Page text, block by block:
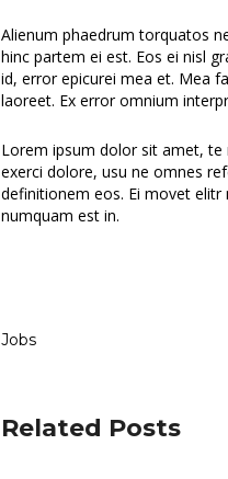
Alienum phaedrum torquatos
hinc partem ei est. Eos ei nisl
id, error epicurei mea et. Mea
laoreet. Ex error omnium
Lorem ipsum dolor sit amet, te
exerci dolore, usu ne omnes
definitionem eos. Ei movet elitr
numquam est in.
Jobs
Related Posts